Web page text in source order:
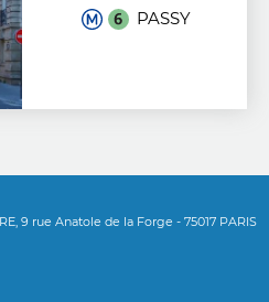
PASSY
9 rue Anatole de la Forge - 75017 PARIS